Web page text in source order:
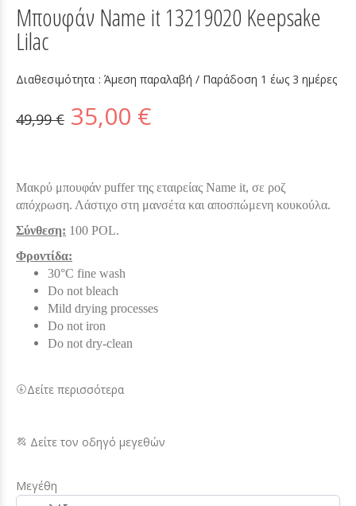
Μπουφάν Name it 13219020 Keepsake
Lilac
Διαθεσιμότητα :Άμεση παραλαβή / Παράδoση 1 έως 3 ημέρες
49,99 € 35,00 €
Μακρύ μπουφάν puffer της εταιρείας Name it, σε ροζ
απόχρωση. Λάστιχο στη μανσέτα και αποσπώμενη κουκούλα.
Σύνθεση: 100 POL.
Φροντίδα:
30°C fine wash
Do not bleach
Mild drying processes
Do not iron
Do not dry-clean
Δείτε περισσότερα
Δείτε τον οδηγό μεγεθών
Μεγέθη